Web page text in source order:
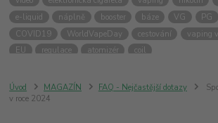
e-liquid
náplně booster báze VG PG
COVID19
WorldVapeDay cestování vaping
EU
regulace atomizér coil
Úvod MAGAZÍN FAQ - Nejčastější dotazy
v roce 2024